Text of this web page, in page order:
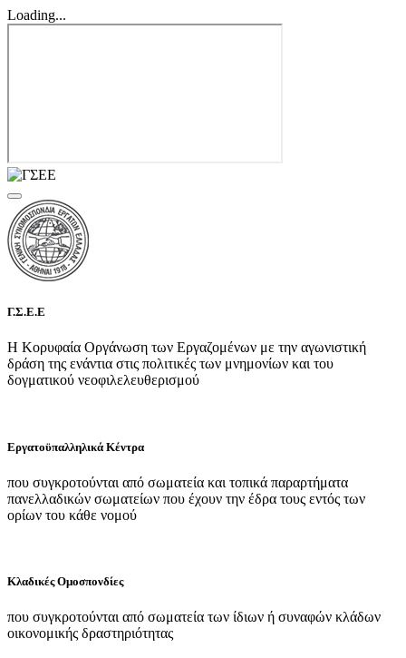
Loading...
Γ.Σ.Ε.Ε
Η Κορυφαία Οργάνωση των Εργαζομένων με την αγωνιστική
δράση της ενάντια στις πολιτικές των μνημονίων και του
δογματικού νεοφιλελευθερισμού
Εργατοϋπαλληλικά Κέντρα
που συγκροτούνται από σωματεία και τοπικά παραρτήματα
πανελλαδικών σωματείων που έχουν την έδρα τους εντός των
ορίων του κάθε νομού
Κλαδικές Ομοσπονδίες
που συγκροτούνται από σωματεία των ίδιων ή συναφών κλάδων
οικονομικής δραστηριότητας